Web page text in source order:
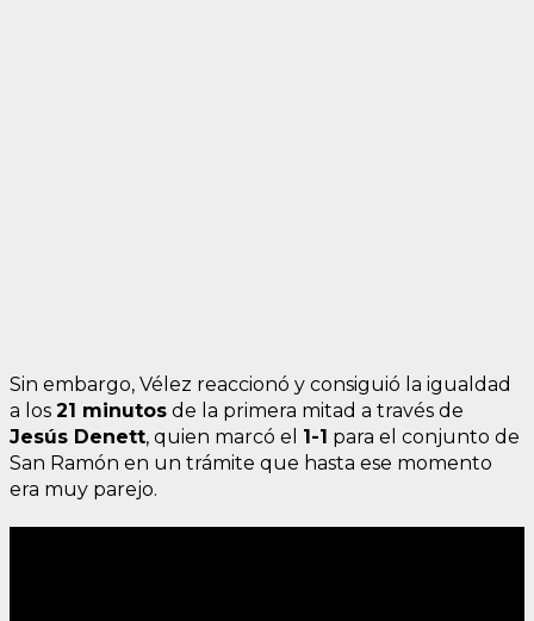
Sin embargo, Vélez reaccionó y consiguió la igualdad
a los 21 minutos de la primera mitad a través de
Jesús Denett, quien marcó el 1-1 para el conjunto de
San Ramón en un trámite que hasta ese momento
era muy parejo.